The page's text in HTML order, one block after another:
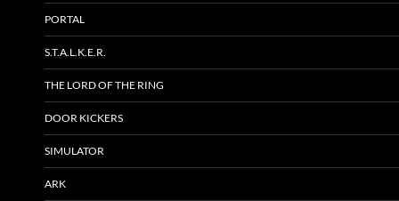
PORTAL
S.T.A.L.K.E.R.
THE LORD OF THE RING
DOOR KICKERS
SIMULATOR
ARK